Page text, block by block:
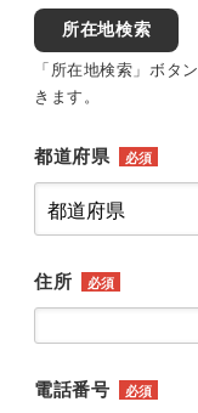
所在地検索
「所在地検索」ボタ
きます。
都道府県 必須
住所 必須
電話番号 必須